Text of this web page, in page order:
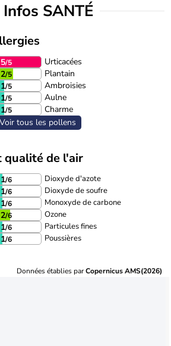
Infos SANTÉ
5/5
Urticacées
2/5
Plantain
1/5
Ambroisies
1/5
Aulne
1/5
Charme
Voir tous les pollens
qualité de l'air
1/6 Dioxyde d'azote
1/6 Dioxyde de soufre
1/6 Monoxyde de carbone
2/6 Ozone
1/6 Particules fines
1/6 Poussières
Données établies parCopernicus AMS(2026)